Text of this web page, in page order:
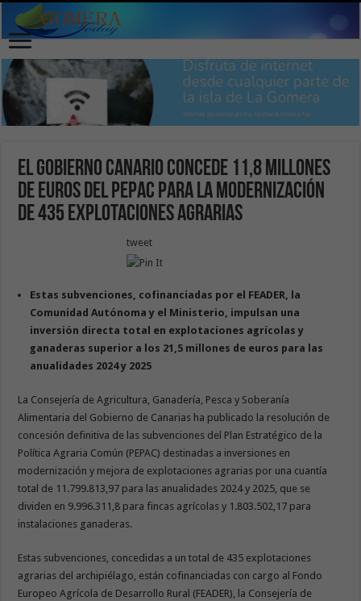
El Gobierno canario concede 11,8 millones
de euros del PEPAC para la modernización
de 435 explotaciones agrarias
tweet
Estas subvenciones, cofinanciadas por el FEADER, la
Comunidad Autónoma y el Ministerio, impulsan una
inversión directa total en explotaciones agrícolas y
ganaderas superior a los 21,5 millones de euros para las
anualidades 2024 y 2025
La Consejería de Agricultura, Ganadería, Pesca y Soberanía
Alimentaria del Gobierno de Canarias ha publicado la resolución de
concesión definitiva de las subvenciones del Plan Estratégico de la
Política Agraria Común (PEPAC) destinadas a inversiones en
modernización y mejora de explotaciones agrarias por una cuantía
total de 11.799.813,97 para las anualidades 2024 y 2025, que se
dividen en 9.996.311,8 para fincas agrícolas y 1.803.502,17 para
instalaciones ganaderas.
Estas subvenciones, concedidas a un total de 435 explotaciones
agrarias del archipiélago, están cofinanciadas con cargo al Fondo
Europeo Agrícola de Desarrollo Rural (FEADER), la Consejería de